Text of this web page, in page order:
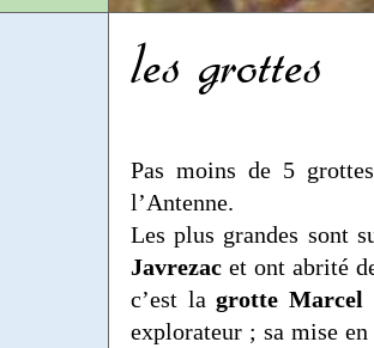
les grottes
Pas moins de 5
l’Antenne.
Les plus grandes sont
Javrezac et ont abrité
c’est lagrotte Marcel
explorateur ; sa mise